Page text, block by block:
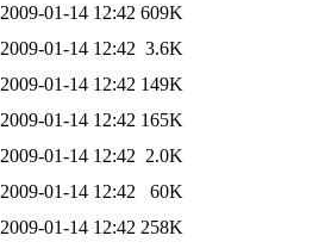
2009-01-14 12:42 609K
2009-01-14 12:42 3.6K
2009-01-14 12:42 149K
2009-01-14 12:42 165K
2009-01-14 12:42 2.0K
2009-01-14 12:42
60K
2009-01-14 12:42 258K